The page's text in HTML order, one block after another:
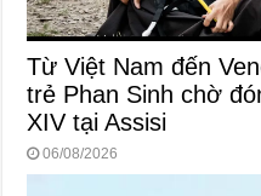
Từ Việt Nam đến
trẻ Phan Sinh chờ
XIV tại Assisi
06/08/2026